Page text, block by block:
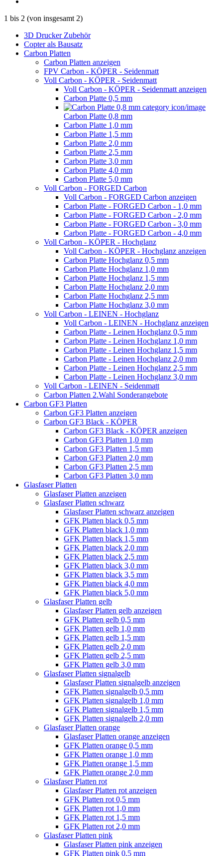
1 bis 2 (von insgesamt 2)
3D Drucker Zubehör
Copter als Bausatz
Carbon Platten
Carbon Platten anzeigen
FPV Carbon - KÖPER - Seidenmatt
Voll Carbon - KÖPER - Seidenmatt
Voll Carbon - KÖPER - Seidenmatt anzeigen
Carbon Platte 0,5 mm
Carbon Platte 0,8 mm
Carbon Platte 1,0 mm
Carbon Platte 1,5 mm
Carbon Platte 2,0 mm
Carbon Platte 2,5 mm
Carbon Platte 3,0 mm
Carbon Platte 4,0 mm
Carbon Platte 5,0 mm
Voll Carbon - FORGED Carbon
Voll Carbon - FORGED Carbon anzeigen
Carbon Platte - FORGED Carbon - 1,0 mm
Carbon Platte - FORGED Carbon - 2,0 mm
Carbon Platte - FORGED Carbon - 3,0 mm
Carbon Platte - FORGED Carbon - 4,0 mm
Voll Carbon - KÖPER - Hochglanz
Voll Carbon - KÖPER - Hochglanz anzeigen
Carbon Platte Hochglanz 0,5 mm
Carbon Platte Hochglanz 1,0 mm
Carbon Platte Hochglanz 1,5 mm
Carbon Platte Hochglanz 2,0 mm
Carbon Platte Hochglanz 2,5 mm
Carbon Platte Hochglanz 3,0 mm
Voll Carbon - LEINEN - Hochglanz
Voll Carbon - LEINEN - Hochglanz anzeigen
Carbon Platte - Leinen Hochglanz 0,5 mm
Carbon Platte - Leinen Hochglanz 1,0 mm
Carbon Platte - Leinen Hochglanz 1,5 mm
Carbon Platte - Leinen Hochglanz 2,0 mm
Carbon Platte - Leinen Hochglanz 2,5 mm
Carbon Platte - Leinen Hochglanz 3,0 mm
Voll Carbon - LEINEN - Seidenmatt
Carbon Platten 2.Wahl Sonderangebote
Carbon GF3 Platten
Carbon GF3 Platten anzeigen
Carbon GF3 Black - KÖPER
Carbon GF3 Black - KÖPER anzeigen
Carbon GF3 Platten 1,0 mm
Carbon GF3 Platten 1,5 mm
Carbon GF3 Platten 2,0 mm
Carbon GF3 Platten 2,5 mm
Carbon GF3 Platten 3,0 mm
Glasfaser Platten
Glasfaser Platten anzeigen
Glasfaser Platten schwarz
Glasfaser Platten schwarz anzeigen
GFK Platten black 0,5 mm
GFK Platten black 1,0 mm
GFK Platten black 1,5 mm
GFK Platten black 2,0 mm
GFK Platten black 2,5 mm
GFK Platten black 3,0 mm
GFK Platten black 3,5 mm
GFK Platten black 4,0 mm
GFK Platten black 5,0 mm
Glasfaser Platten gelb
Glasfaser Platten gelb anzeigen
GFK Platten gelb 0,5 mm
GFK Platten gelb 1,0 mm
GFK Platten gelb 1,5 mm
GFK Platten gelb 2,0 mm
GFK Platten gelb 2,5 mm
GFK Platten gelb 3,0 mm
Glasfaser Platten signalgelb
Glasfaser Platten signalgelb anzeigen
GFK Platten signalgelb 0,5 mm
GFK Platten signalgelb 1,0 mm
GFK Platten signalgelb 1,5 mm
GFK Platten signalgelb 2,0 mm
Glasfaser Platten orange
Glasfaser Platten orange anzeigen
GFK Platten orange 0,5 mm
GFK Platten orange 1,0 mm
GFK Platten orange 1,5 mm
GFK Platten orange 2,0 mm
Glasfaser Platten rot
Glasfaser Platten rot anzeigen
GFK Platten rot 0,5 mm
GFK Platten rot 1,0 mm
GFK Platten rot 1,5 mm
GFK Platten rot 2,0 mm
Glasfaser Platten pink
Glasfaser Platten pink anzeigen
GFK Platten pink 0,5 mm